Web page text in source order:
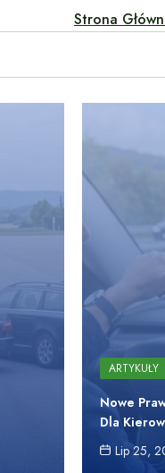
Strona
ARTYKUŁY
Nowe
Dla
Lip 25,